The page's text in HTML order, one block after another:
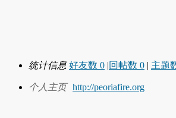
统计信息 好友数 0 |回帖数 0 | 主题
个人主页 http://peoriafire.org